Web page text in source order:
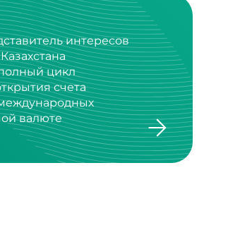
интересов
цикл
счета
валюте